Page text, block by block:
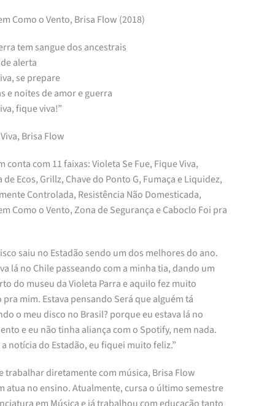
Como o Vento, Brisa Flow (2018)
tem sangue dos ancestrais
alerta
se prepare
e noites de amor e guerra
fique viva!”
Brisa Flow
conta com 11 faixas: Violeta Se Fue, Fique Viva,
de Ecos, Grillz, Chave do Ponto G, Fumaça e Liquidez,
Controlada, Resistência Não Domesticada,
Como o Vento, Zona de Segurança e Caboclo Foi pra
saiu no Estadão sendo um dos melhores do ano.
lá no Chile passeando com a minha tia, dando um
do museu da Violeta Parra e aquilo fez muito
mim. Estava pensando Será que alguém tá
o meu disco no Brasil? porque eu estava lá no
e eu não tinha aliança com o Spotify, nem nada.
notícia do Estadão, eu fiquei muito feliz.”
trabalhar diretamente com música, Brisa Flow
atua no ensino. Atualmente, cursa o último semestre